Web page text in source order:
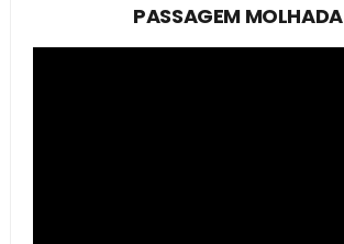
PASSAGEM MOLHADA